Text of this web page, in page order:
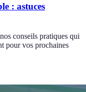
: astuces
conseils pratiques qui
pour vos prochaines